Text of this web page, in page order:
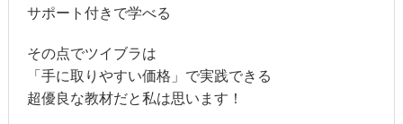
サポート付きで学べる
その点でツイブラは
「手に取りやすい価格」で実践できる
超優良な教材だと私は思います！